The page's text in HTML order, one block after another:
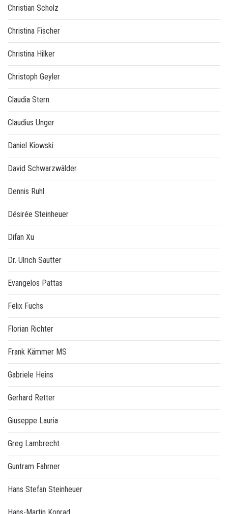
Christian Scholz
Christina Fischer
Christina Hilker
Christoph Geyler
Claudia Stern
Claudius Unger
Daniel Kiowski
David Schwarzwälder
Dennis Ruhl
Désirée Steinheuer
Difan Xu
Dr. Ulrich Sautter
Evangelos Pattas
Felix Fuchs
Florian Richter
Frank Kämmer MS
Gabriele Heins
Gerhard Retter
Giuseppe Lauria
Greg Lambrecht
Guntram Fahrner
Hans Stefan Steinheuer